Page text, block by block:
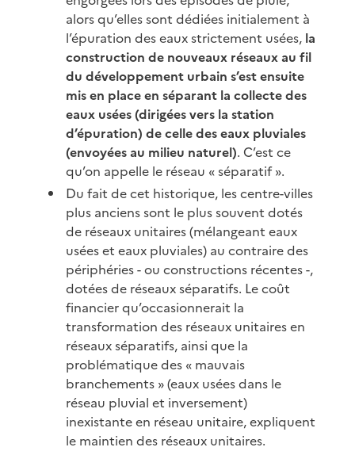
alors qu’elles sont dédiées initialement à
l’épuration des eaux strictement usées, la
construction de nouveaux réseaux au fil
du développement urbain s’est ensuite
mis en place en séparant la collecte des
eaux usées (dirigées vers la station
d’épuration) de celle des eaux pluviales
(envoyées au milieu naturel). C’est ce
qu’on appelle le réseau « séparatif ».
Du fait de cet historique, les centre-villes
plus anciens sont le plus souvent dotés
de réseaux unitaires (mélangeant eaux
usées et eaux pluviales) au contraire des
périphéries - ou constructions récentes -,
dotées de réseaux séparatifs. Le coût
financier qu’occasionnerait la
transformation des réseaux unitaires en
réseaux séparatifs, ainsi que la
problématique des « mauvais
branchements » (eaux usées dans le
réseau pluvial et inversement)
inexistante en réseau unitaire, expliquent
le maintien des réseaux unitaires.